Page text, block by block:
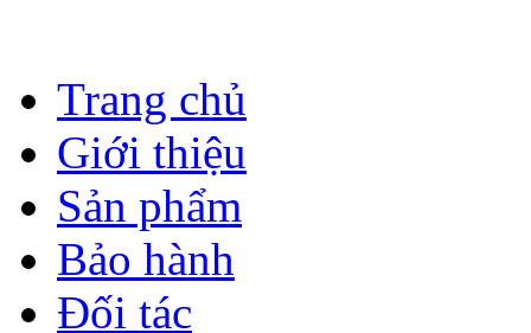
Trang chủ
Giới thiệu
Sản phẩm
Bảo hành
Đối tác